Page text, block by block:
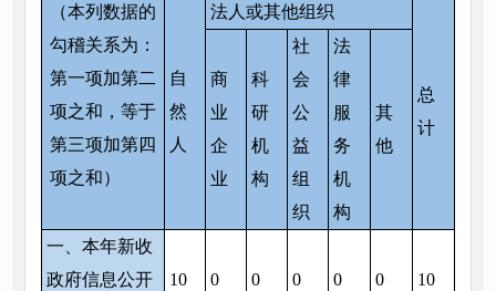
（本列数据的
勾稽关系为：
第一项加第二
项之和，等于
第三项加第四
项之和）
自
然
人
法人或其他组织
总
计
商
业
企
业
科
研
机
构
社
会
公
益
组
织
法
律
服
务
机
构
其
他
一、本年新收
政府信息公开
10 0 0 0 0 0 10